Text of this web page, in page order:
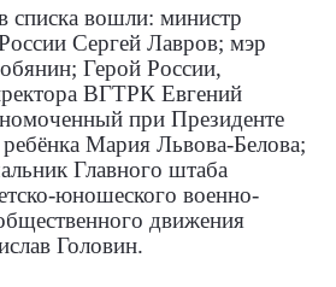
списка вошли: министр
Сергей Лавров; мэр
Герой России,
ВГТРК Евгений
при Президенте
Мария Львова-Белова;
Главного штаба
юношеского военно-
движения
Головин.